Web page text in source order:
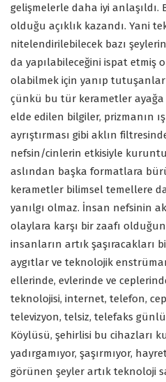
gelişmelerle daha iyi
olduğu açıklık kazandı. Yani
nitelendirilebilecek bazı
da yapılabileceğini ispat etmiş
olabilmek için yanıp
çünkü bu tür kerametler
elde edilen bilgiler, prizmanın
ayrıştırması gibi aklın
nefsin/cinlerin etkisiyle
aslından başka formatlara
kerametler bilimsel temellere
yanılgı olmaz. İnsan nefsinin
olaylara karşı bir zaafı
insanların artık şaşıracakları
aygıtlar ve teknolojik
ellerinde, evlerinde ve
teknolojisi, internet, telefon,
televizyon, telsiz, telefaks
Köylüsü, şehirlisi bu cihazları
yadırgamıyor, şaşırmıyor,
görünen şeyler artık teknoloji